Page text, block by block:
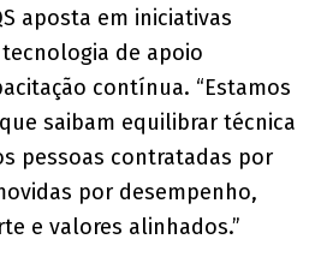
aposta em iniciativas
de apoio
contínua. “Estamos
saibam equilibrar técnica
pessoas contratadas por
por desempenho,
e valores alinhados.”